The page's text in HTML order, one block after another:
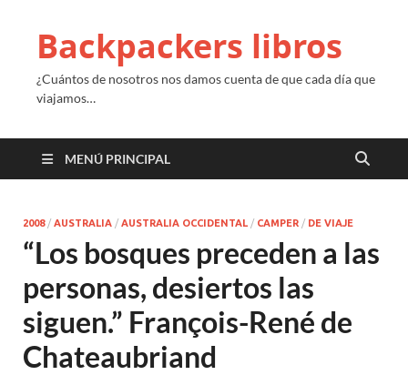
Backpackers libros
¿Cuántos de nosotros nos damos cuenta de que cada día que
viajamos…
MENÚ PRINCIPAL
2008/ AUSTRALIA / AUSTRALIA OCCIDENTAL / CAMPER / DE VIAJE
“Los bosques preceden a las
personas, desiertos las
siguen.” François-René de
Chateaubriand